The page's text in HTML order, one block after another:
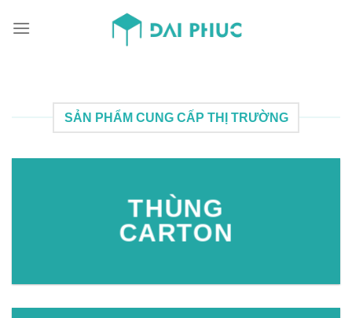
SẢN PHẨM CUNG CẤP THỊ TRƯỜNG
THÙNG
CARTON